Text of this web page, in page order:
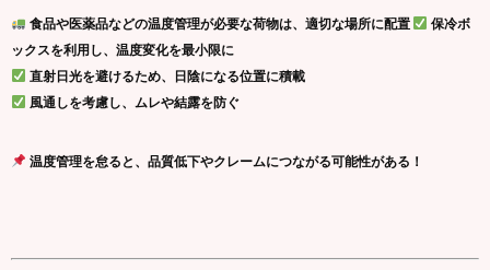
食品や医薬品などの温度管理が必要な荷物は、適切な場所に配置
保冷ボ
ックスを利用し、温度変化を最小限に
直射日光を避けるため、日陰になる位置に積載
風通しを考慮し、ムレや結露を防ぐ
温度管理を怠ると、品質低下やクレームにつながる可能性がある！